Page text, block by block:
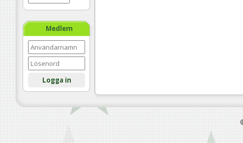
Medlem
Logga in